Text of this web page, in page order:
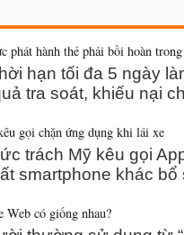
phát hành thẻ phải bồi hoàn
hạn tối đa 5 ngày
tra soát, khiếu nại
gọi chặn ứng dụng khi lái xe
trách Mỹ kêu gọi
smartphone khác bổ
có giống nhau?